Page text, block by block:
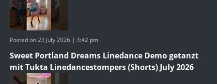
Posted on 23 July 2026 | 3:42 pm
Sweet Portland Dreams Linedance Demo getanzt
mit Tukta Linedancestompers (Shorts) July 2026